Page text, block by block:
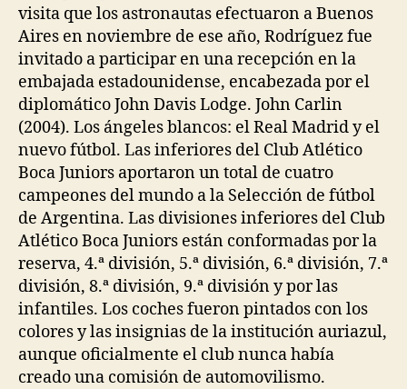
visita que los astronautas efectuaron a Buenos
Aires en noviembre de ese año, Rodríguez fue
invitado a participar en una recepción en la
embajada estadounidense, encabezada por el
diplomático John Davis Lodge. John Carlin
(2004). Los ángeles blancos: el Real Madrid y el
nuevo fútbol. Las inferiores del Club Atlético
Boca Juniors aportaron un total de cuatro
campeones del mundo a la Selección de fútbol
de Argentina. Las divisiones inferiores del Club
Atlético Boca Juniors están conformadas por la
reserva, 4.ª división, 5.ª división, 6.ª división, 7.ª
división, 8.ª división, 9.ª división y por las
infantiles. Los coches fueron pintados con los
colores y las insignias de la institución auriazul,
aunque oficialmente el club nunca había
creado una comisión de automovilismo.